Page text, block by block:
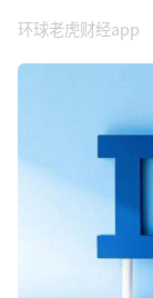
环球老虎财经app